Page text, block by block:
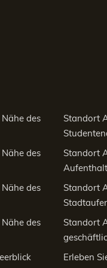
haben Sie
die Fahrt mit der
scheinen.
im
Lehrpfad der
auch für eine
des
des
des
des
Standort
Standort
Standort
Standort
Erleben